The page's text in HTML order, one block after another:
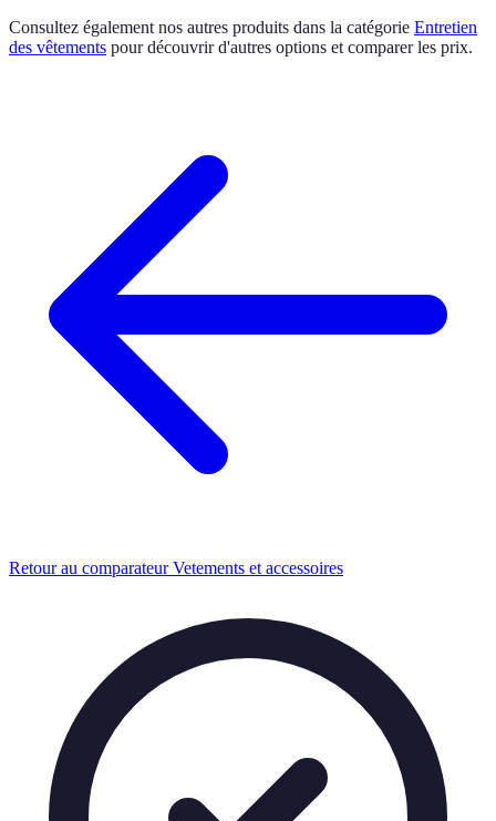
Consultez également nos autres produits dans la catégorie Entretien
des vêtements pour découvrir d'autres options et comparer les prix.
Retour au comparateur Vetements et accessoires